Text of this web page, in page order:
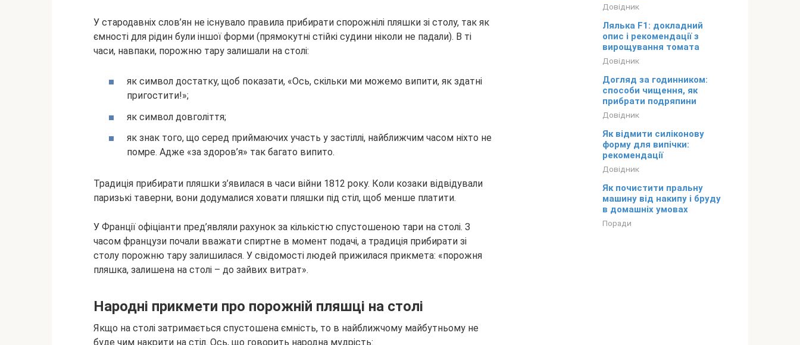
У стародавніх слов’ян не існувало правила прибирати спорожнілі пляшки зі столу, так як
ємності для рідин були іншої форми (прямокутні стійкі судини ніколи не падали). В ті
часи, навпаки, порожню тару залишали на столі:
як символ достатку, щоб показати, «Ось, скільки ми можемо випити, як здатні
пригостити!»;
як символ довголіття;
як знак того, що серед приймаючих участь у застіллі, найближчим часом ніхто не
помре. Адже «за здоров’я» так багато випито.
Традиція прибирати пляшки з’явилася в часи війни 1812 року. Коли козаки відвідували
паризькі таверни, вони додумалися ховати пляшки під стіл, щоб менше платити.
У Франції офіціанти пред’являли рахунок за кількістю спустошеною тари на столі. З
часом французи почали вважати спиртне в момент подачі, а традиція прибирати зі
столу порожню тару залишилася. У свідомості людей прижилася прикмета: «порожня
пляшка, залишена на столі – до зайвих витрат».
Народні прикмети про порожній пляшці на столі
Якщо на столі затримається спустошена ємність, то в найближчому майбутньому не
буде чим накрити на стіл. Ось, що говорить народна мудрість:
Довідник
Лялька F1: докладний
опис і рекомендації з
вирощування томата
Довідник
Догляд за годинником:
способи чищення, як
прибрати подряпини
Довідник
Як відмити силіконову
форму для випічки:
рекомендації
Довідник
Як почистити пральну
машину від накипу і бруду
в домашніх умовах
Поради